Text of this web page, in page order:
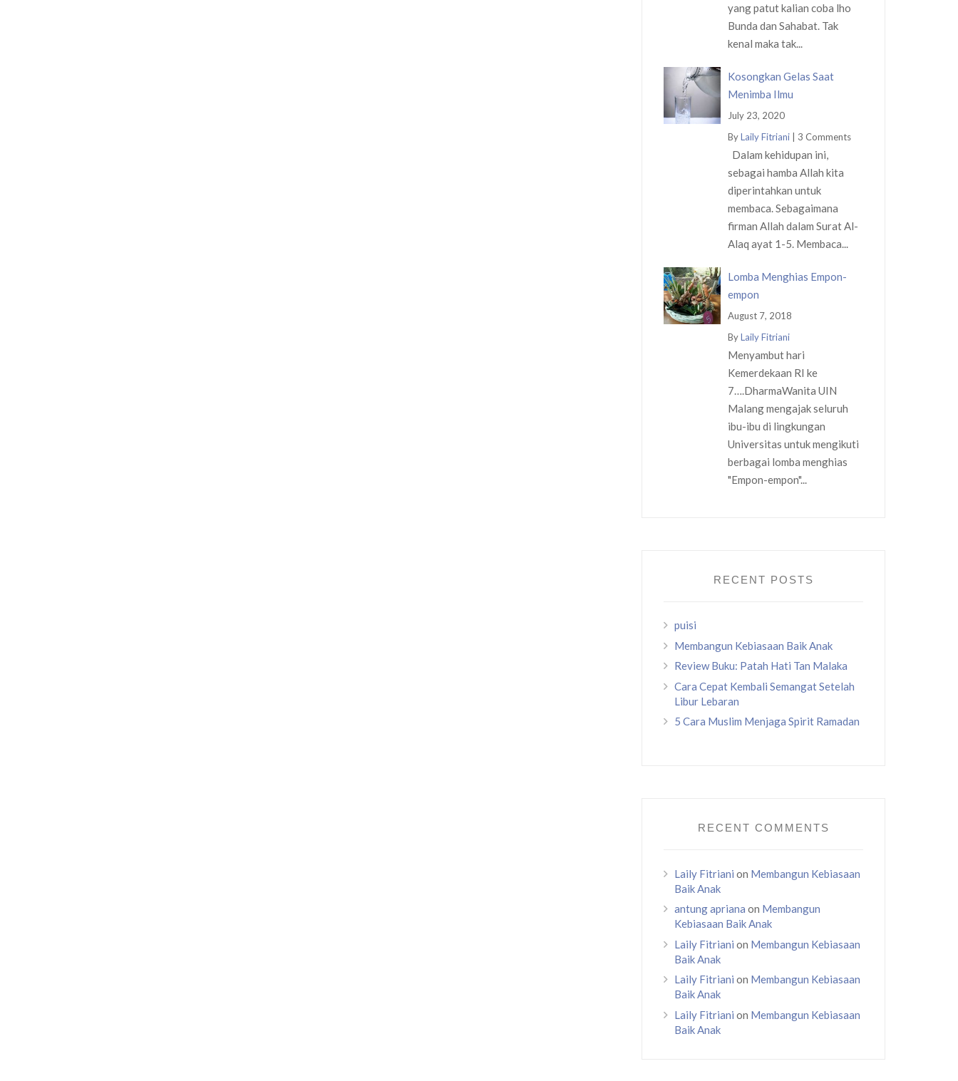
yang patut kalian coba lho
Bunda dan Sahabat. Tak
kenal maka tak...
Kosongkan Gelas Saat
Menimba Ilmu
July 23, 2020
ByLaily Fitriani | 3 Comments
Dalam kehidupan ini,
sebagai hamba Allah kita
diperintahkan untuk
membaca. Sebagaimana
firman Allah dalam Surat Al-
Alaq ayat 1-5. Membaca...
Lomba Menghias Empon-
empon
August 7, 2018
ByLaily Fitriani
Menyambut hari
Kemerdekaan RI ke
7….DharmaWanita UIN
Malang mengajak seluruh
ibu-ibu di lingkungan
Universitas untuk mengikuti
berbagai lomba menghias
"Empon-empon"...
RECENT POSTS
puisi
Membangun Kebiasaan Baik Anak
Review Buku: Patah Hati Tan Malaka
Cara Cepat Kembali Semangat Setelah
Libur Lebaran
5 Cara Muslim Menjaga Spirit Ramadan
RECENT COMMENTS
Laily Fitriani on Membangun Kebiasaan
Baik Anak
antung apriana on Membangun
Kebiasaan Baik Anak
Laily Fitriani on Membangun Kebiasaan
Baik Anak
Laily Fitriani on Membangun Kebiasaan
Baik Anak
Laily Fitriani on Membangun Kebiasaan
Baik Anak